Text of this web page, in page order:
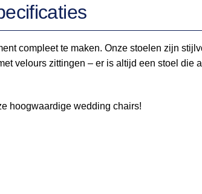
compleet te maken. Onze stoelen zijn
velours zittingen – er is altijd een stoel
hoogwaardige wedding chairs!